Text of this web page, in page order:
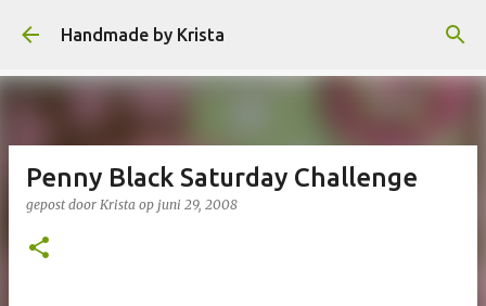
Doorgaan naar hoofdcontent
Handmade by Krista
Penny Black Saturday Challenge
gepost door Krista op juni 29, 2008